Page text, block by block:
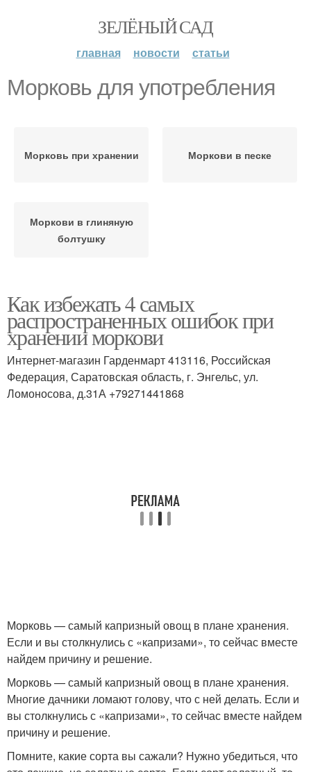
ЗЕЛЁНЫЙ САД
главная новости статьи
Морковь для употребления
Морковь при хранении Моркови в песке
Моркови в глиняную
болтушку
Как избежать 4 самых
распространенных ошибок при
хранении моркови
Интернет-магазин Гарденмарт 413116, Российская
Федерация, Саратовская область, г. Энгельс, ул.
Ломоносова, д.31А +79271441868
Морковь — самый капризный овощ в плане хранения.
Если и вы столкнулись с «капризами», то сейчас вместе
найдем причину и решение.
Морковь — самый капризный овощ в плане хранения.
Многие дачники ломают голову, что с ней делать. Если и
вы столкнулись с «капризами», то сейчас вместе найдем
причину и решение.
Помните, какие сорта вы сажали? Нужно убедиться, что